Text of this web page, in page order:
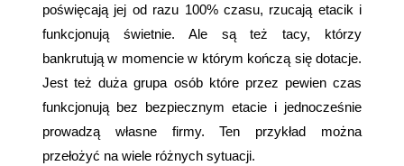
poświęcają jej od razu 100% czasu, rzucają etacik i
funkcjonują świetnie. Ale są też tacy, którzy
bankrutują w momencie w którym kończą się dotacje.
Jest też duża grupa osób które przez pewien czas
funkcjonują bez bezpiecznym etacie i jednocześnie
prowadzą własne firmy. Ten przykład można
przełożyć na wiele różnych sytuacji.